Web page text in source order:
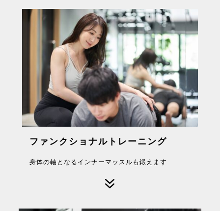
ファンクショナルトレーニング
身体の軸となるインナーマッスルも鍛えます
7